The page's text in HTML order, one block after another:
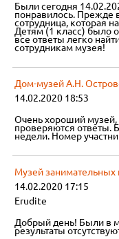
Были сегодня
понравилось. Прежде
сотрудница, которая
Детям (1 класс) было
все ответы легко
сотрудникам музея!
Дом-музей А.Н.
14.02.2020 18:53
Очень хороший музей,
проверяются ответы.
недели. Номер
Музей занимательных
14.02.2020 17:15
Erudite
Добрый день! Были в
результаты